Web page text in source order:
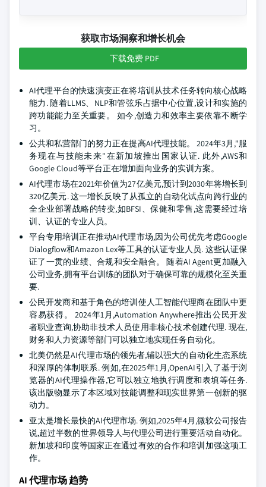
获取市场洞察和增长机会
下载免费 PDF
AI代理平台的快速演变正在将培训从技术任务转向核心战略
能力. 随着LLMS、NLP和管弦乐占据中心位置,设计和实施的
跨功能能力至关重要。 如今,创造力和效率主要依靠不断学
习。
公共和私营部门的努力正在提高AI代理技能。 2024年3月,"服
务现在与技能未来"在新加坡推出国家认证. 此外,AWS和
Google Cloud等平台正在增加面向业务的实训方案。
AI代理市场在2021年价值为27亿美元,预计到2030年将增长到
320亿美元. 这一增长反映了从孤立的自动化试点向跨行业的
全企业部署战略的转变,如BFSI、保健和零售,这需要经过培
训、认证的专业人员。
平台专用培训正在推动AI代理市场,因为公司优先考虑Google
Dialogflow和Amazon Lex等工具的认证专业人员. 这些认证保
证了一贯的业绩、合规和安全融合。 随着AI Agent更加融入
公司业务,拥有平台训练的团队对于确保可靠的规模化至关重
要.
公民开发商和基于角色的培训使人工智能代理商在团队中更
容易获得。 2024年1月,Automation Anywhere推出公民开发
者职业查询,协助非技术人员使用非核心技术创建代理. 现在,
财务和人力资源等部门可以独立地实现任务自动化。
北美仍然是AI代理市场的领先者,辅以强大的自动化生态系统
和深厚的体制联系. 例如,在2025年1月,OpenAI引入了基于浏
览器的AI代理操作器,它可以独立地执行调度和表填等任务.
该出版物显示了本区域对技能调整和现实世界第一创新的驱
动力。
亚太是增长最快的AI代理市场. 例如,2025年4月,微软公司报告
说,超过半数的世界领导人与代理公司进行重要活动自动化。
新加坡和印度等国家正在通过有效的合作和培训加强这项工
作。
AI 代理市场 趋势